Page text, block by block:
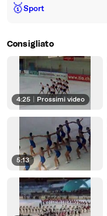
🥇Sport
Consigliato
4:25 Prossimi video
5:13